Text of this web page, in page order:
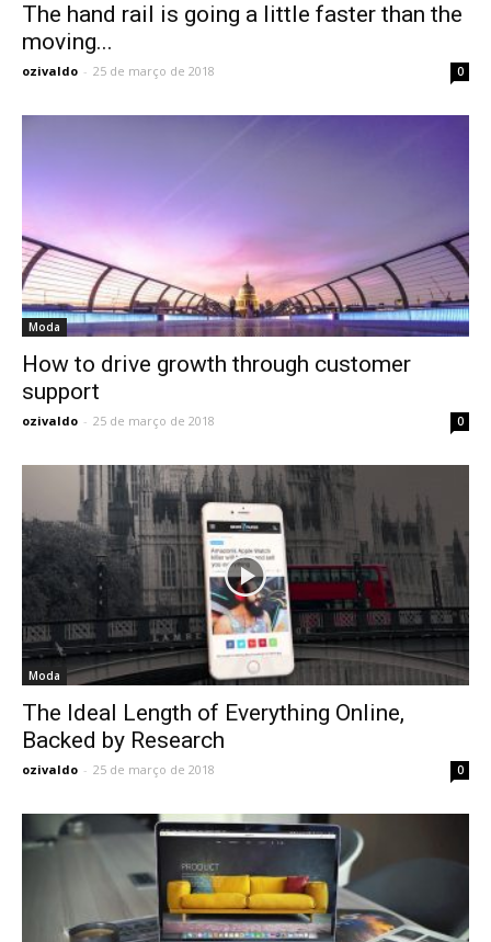
The hand rail is going a little faster than the
moving...
ozivaldo - 25 de março de 2018 0
Moda
How to drive growth through customer
support
ozivaldo - 25 de março de 2018 0
Moda
The Ideal Length of Everything Online,
Backed by Research
ozivaldo - 25 de março de 2018 0